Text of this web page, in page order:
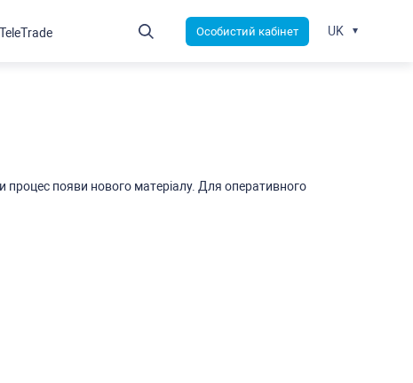
появи нового матеріалу. Для оперативного
TeleTrade Оcобиcтий кабінет UK